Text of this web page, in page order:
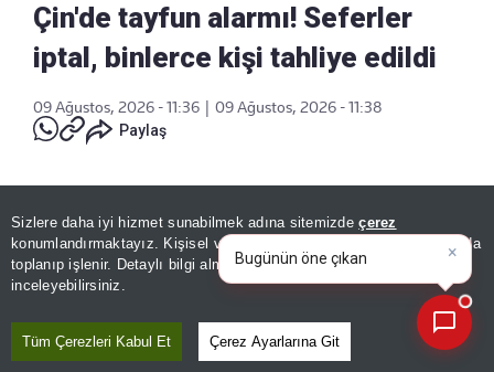
Sizlere daha iyi hizmet sunabilmek adına sitemizdeçerez
konumlandırmaktayız. Kişisel verileriniz, KVKK ve GDPR kapsamında
toplanıp işlenir. Detaylı bilgi almak içinAydınlatma Metnimizi
inceleyebilirsiniz.
Tüm Çerezleri Kabul Et Çerez Ayarlarına Git
Çin'de tayfun alarmı! Seferler
iptal, binlerce kişi tahliye edildi
09 Ağustos, 2026 - 11:36
09 Ağustos, 2026 - 11:38
Paylaş
×
Bugünün öne çıkan manşetleri
ve gelişmeleri neler?